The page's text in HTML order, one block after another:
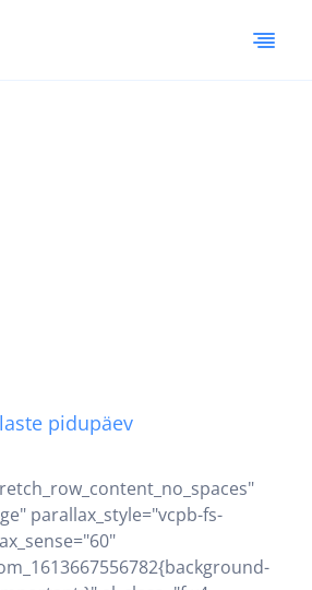
pidupäev
parallax_style="vcpb-fs-